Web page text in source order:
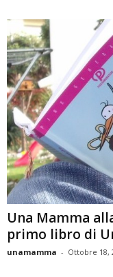
Una Mamma
primo libro di
unamamma - Ottobre 18,